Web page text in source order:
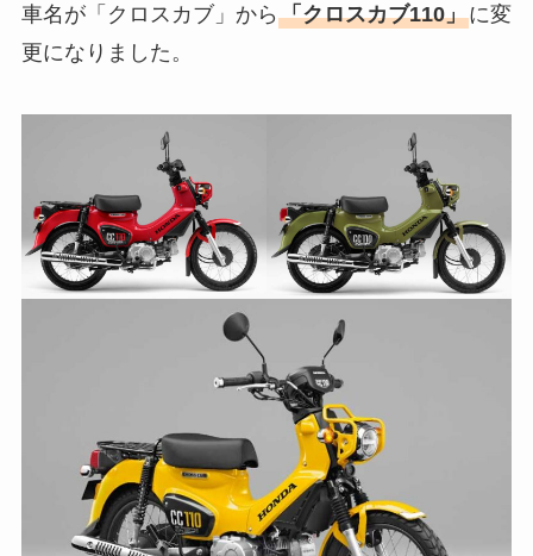
車名が「クロスカブ」から 「クロスカブ110」に変
更になりました。